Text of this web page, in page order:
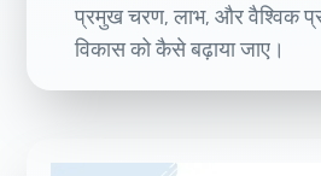
प्रमुख चरण, लाभ, और वैश्विक
विकास को कैसे बढ़ाया जाए।